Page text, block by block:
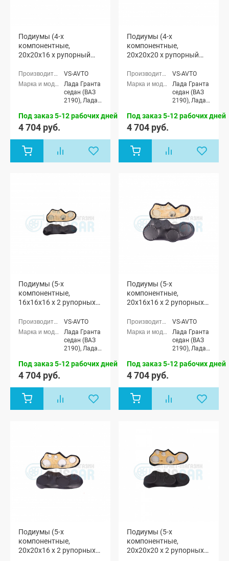
Подиумы (4-х
компонентные,
20x20x16 x рупорный
Гранта
VS-AVTO
Лада Гранта
седан (ВАЗ
2190), Лада
Спорт седан
лифтбек
(ВАЗ 2191)
Под заказ 5-12 рабочих дней
4 704 руб.
Подиумы (4-х
компонентные,
20x20x20 x рупорный
Гранта
VS-AVTO
Лада Гранта
седан (ВАЗ
2190), Лада
Спорт седан
лифтбек
(ВАЗ 2191)
Под заказ 5-12 рабочих дней
4 704 руб.
Подиумы (5-х
компонентные,
16x16x16 x 2 рупорных
Гранта
VS-AVTO
Лада Гранта
седан (ВАЗ
2190), Лада
Спорт седан
лифтбек
(ВАЗ 2191)
Под заказ 5-12 рабочих дней
4 704 руб.
Подиумы (5-х
компонентные,
20x16x16 x 2 рупорных
Гранта
VS-AVTO
Лада Гранта
седан (ВАЗ
2190), Лада
Спорт седан
лифтбек
(ВАЗ 2191)
Под заказ 5-12 рабочих дней
4 704 руб.
Подиумы (5-х
компонентные,
20x20x16 x 2 рупорных
Подиумы (5-х
компонентные,
20x20x20 x 2 рупорных